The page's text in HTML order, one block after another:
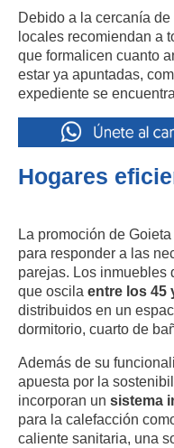
Debido a la cercanía
locales recomiendan a
que formalicen cuanto
estar ya apuntadas,
expediente se
Hogares
La promoción de
para responder a las
parejas. Los inmuebles
que oscila entre los 45
distribuidos en un
dormitorio, cuarto de
Además de su
apuesta por la
incorporan un sistema
para la calefacción
caliente sanitaria, una